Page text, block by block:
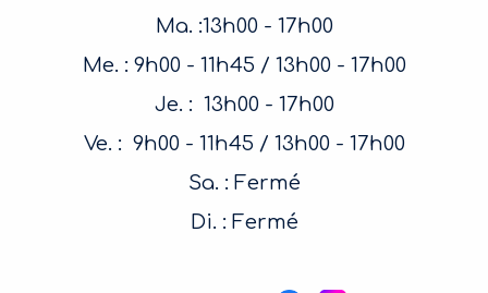
Ma. :13h00 - 17h00
Me. : 9h00 - 11h45 / 13h00 - 17h00
Je. : 13h00 - 17h00
Ve. : 9h00 - 11h45 / 13h00 - 17h00
Sa. : Fermé
Di. : Fermé